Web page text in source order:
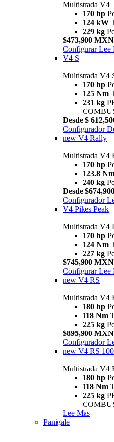
Multistrada V4
170 hp
124 kW
229 kg
$473,900 MXN
Configurar Lee
V4 S
Multistrada V4
170 hp
125 Nm
231 kg
Desde $
Configurador
new V4 Rally
Multistrada V4
170 hp
123.8 Nm
240 kg
Desde
Configurador
V4 Pikes Peak
Multistrada V4
170 hp
124 Nm
227 kg
$745,900 MXN
Configurar Lee
new V4 RS
Multistrada V4
180 hp
118 Nm
225 kg
$895,900 MXN
Configurador
new V4 RS 100
Multistrada V4
180 hp
118 Nm
225 kg
Lee Mas
Panigale